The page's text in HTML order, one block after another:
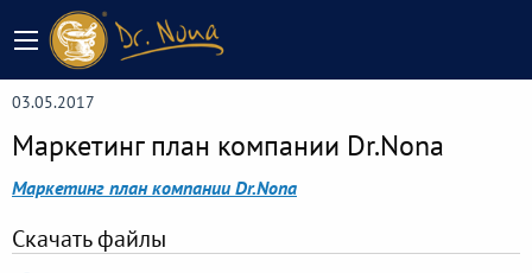
03.05.2017
Маркетинг план компании Dr.Nona
Маркетинг план компании Dr.Nona
Скачать файлы